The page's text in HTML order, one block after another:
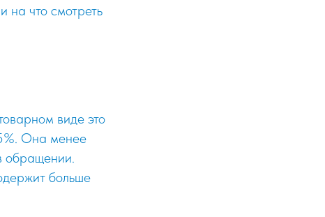
на что смотреть
виде это
Она менее
обращении.
больше